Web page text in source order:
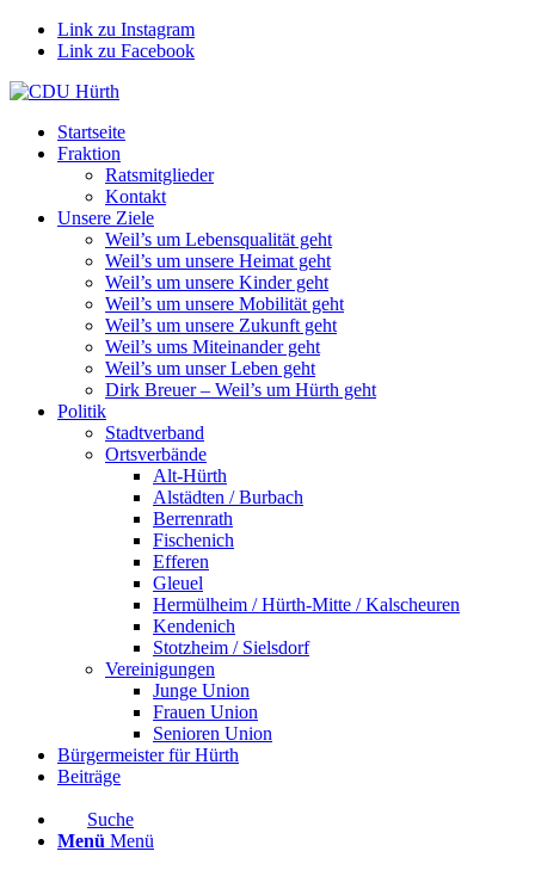
Link zu Instagram
Link zu Facebook
Startseite
Fraktion
Ratsmitglieder
Kontakt
Unsere Ziele
Weil’s um Lebensqualität geht
Weil’s um unsere Heimat geht
Weil’s um unsere Kinder geht
Weil’s um unsere Mobilität geht
Weil’s um unsere Zukunft geht
Weil’s ums Miteinander geht
Weil’s um unser Leben geht
Dirk Breuer – Weil’s um Hürth geht
Politik
Stadtverband
Ortsverbände
Alt-Hürth
Alstädten / Burbach
Berrenrath
Fischenich
Efferen
Gleuel
Hermülheim / Hürth-Mitte / Kalscheuren
Kendenich
Stotzheim / Sielsdorf
Vereinigungen
Junge Union
Frauen Union
Senioren Union
Bürgermeister für Hürth
Beiträge
Suche
Menü Menü